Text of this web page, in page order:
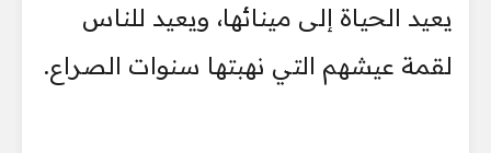
يعيد الحياة إلى مينائها، ويعيد للناس
لقمة عيشهم التي نهبتها سنوات الصراع.